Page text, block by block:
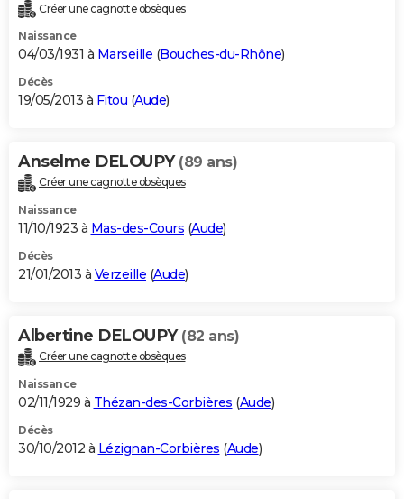
Créer une cagnotte obsèques
Naissance
04/03/1931 à Marseille (Bouches-du-Rhône)
Décès
19/05/2013 à Fitou (Aude)
Anselme DELOUPY (89 ans)
Créer une cagnotte obsèques
Naissance
11/10/1923 à Mas-des-Cours (Aude)
Décès
21/01/2013 à Verzeille (Aude)
Albertine DELOUPY (82 ans)
Créer une cagnotte obsèques
Naissance
02/11/1929 à Thézan-des-Corbières (Aude)
Décès
30/10/2012 à Lézignan-Corbières (Aude)